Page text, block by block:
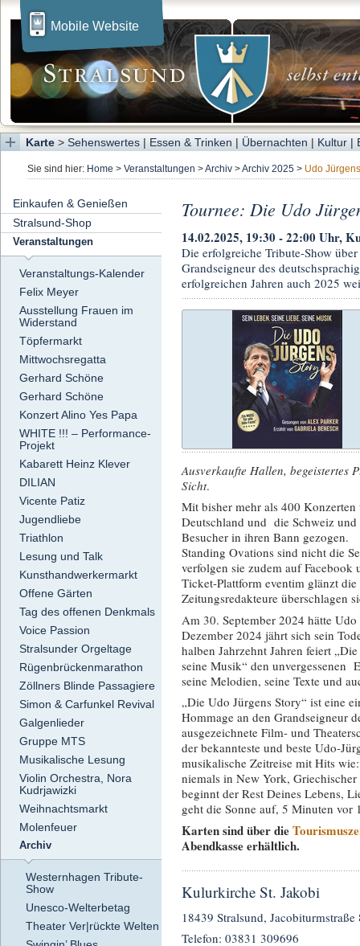
Mobile Website
Karte > Sehenswertes | Essen & Trinken | Übernachten | Kultur |
Sie sind hier: Home > Veranstaltungen >Archiv >Archiv 2025 > Udo
Einkaufen & Genießen
Stralsund-Shop
Veranstaltungen
Veranstaltungs-Kalender
Felix Meyer
Ausstellung Frauen im
Widerstand
Töpfermarkt
Mittwochsregatta
Gerhard Schöne
Gerhard Schöne
Konzert Alino Yes Papa
WHITE !!! – Performance-
Projekt
Kabarett Heinz Klever
DILIAN
Vicente Patiz
Jugendliebe
Triathlon
Lesung und Talk
Kunsthandwerkermarkt
Offene Gärten
Tag des offenen Denkmals
Voice Passion
Stralsunder Orgeltage
Rügenbrückenmarathon
Zöllners Blinde Passagiere
Simon & Carfunkel Revival
Galgenlieder
Gruppe MTS
Musikalische Lesung
Violin Orchestra, Nora
Kudrjawizki
Weihnachtsmarkt
Molenfeuer
Archiv
Westernhagen Tribute-
Show
Unesco-Welterbetag
Theater Ver|rückte Welten
Tournee: Die Udo
14.02.2025, 19:30 - 22:00 Uhr,
Die erfolgreiche Tribute-Show
Grandseigneur des
erfolgreichen Jahren auch 2025
Ausverkaufte Hallen, begeistertes
Sicht.
Mit bisher mehr als 400
Deutschland und die Schweiz
Besucher in ihren Bann gezogen.
Standing Ovations sind nicht die
verfolgen sie zudem auf Facebook
Ticket-Plattform eventim glänzt
Zeitungsredakteure überschlagen
Am 30. September 2024 hätte
Dezember 2024 jährt sich sein
halben Jahrzehnt Jahren feiert
seine Musik“ den unvergessenen
seine Melodien, seine Texte und
„Die Udo Jürgens Story“ ist eine
Hommage an den Grandseigneur
ausgezeichnete Film- und
der bekannteste und beste Udo-
musikalische Zeitreise mit Hits
niemals in New York,
beginnt der Rest Deines Lebens,
geht die Sonne auf, 5 Minuten
Karten sind über die
Abendkasse erhältlich.
Kulurkirche St. Jakobi
18439 Stralsund, Jacobiturmstraße
Telefon: 03831 309696